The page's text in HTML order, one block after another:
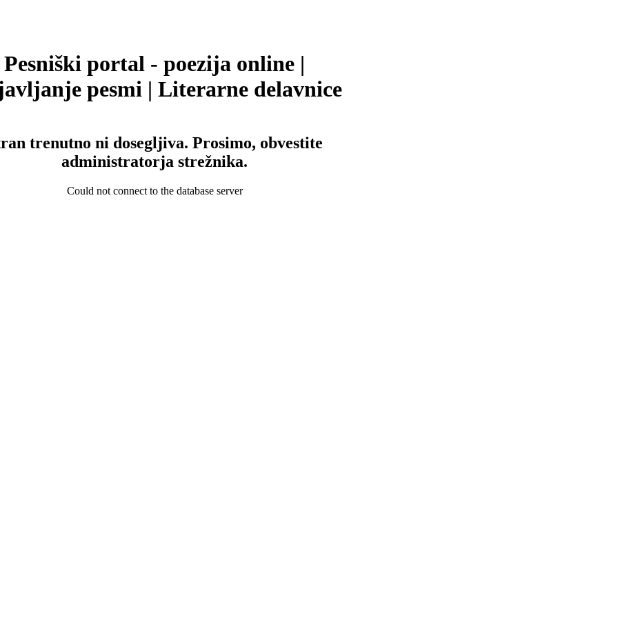
Pesniški portal - poezija online |
pesmi | Literarne delavnice
trenutno ni dosegljiva. Prosimo, obvestite
administratorja strežnika.
Could not connect to the database server